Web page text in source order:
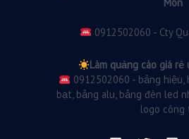
0912502060 - Cty
Làm quảng cáo giá
0912502060 - bảng hiệu,
bạt, bảng alu, bảng đèn led
logo công